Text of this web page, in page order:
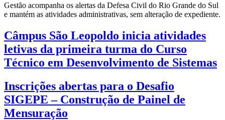
Gestão acompanha os alertas da Defesa Civil do Rio Grande do Sul
e mantém as atividades administrativas, sem alteração de expediente.
Câmpus São Leopoldo inicia atividades
letivas da primeira turma do Curso
Técnico em Desenvolvimento de Sistemas
Inscrições abertas para o Desafio
SIGEPE – Construção de Painel de
Mensuração